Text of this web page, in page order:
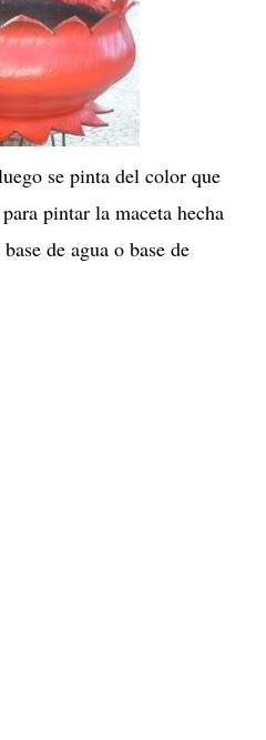
se pinta del color que
pintar la maceta hecha
de agua o base de